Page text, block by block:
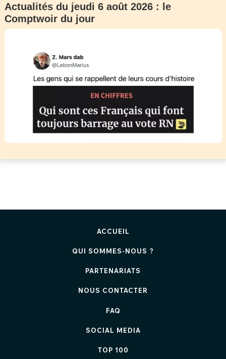
Actualités du jeudi 6 août 2026 : le
Comptwoir du jour
ACCUEIL
QUI SOMMES-NOUS ?
PARTENARIATS
NOUS CONTACTER
FAQ
SOCIAL MEDIA
TOP 100